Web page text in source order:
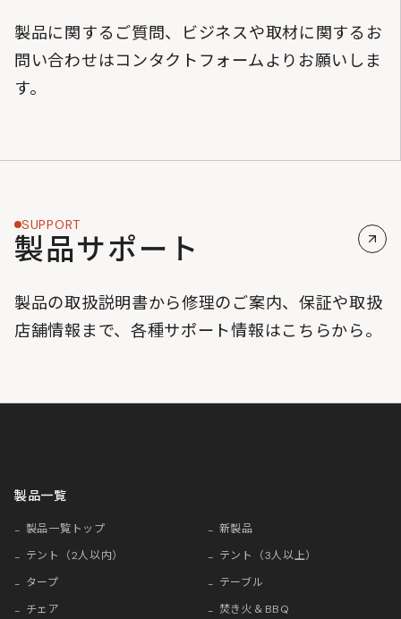
製品に関するご質問、ビジネスや取材に関するお
問い合わせはコンタクトフォームよりお願いしま
す。
SUPPORT
製品サポート
製品の取扱説明書から修理のご案内、保証や取扱
店舗情報まで、各種サポート情報はこちらから。
製品一覧
製品一覧トップ
新製品
テント（2人以内）
テント（3人以上）
タープ
テーブル
チェア
焚き火＆BBQ